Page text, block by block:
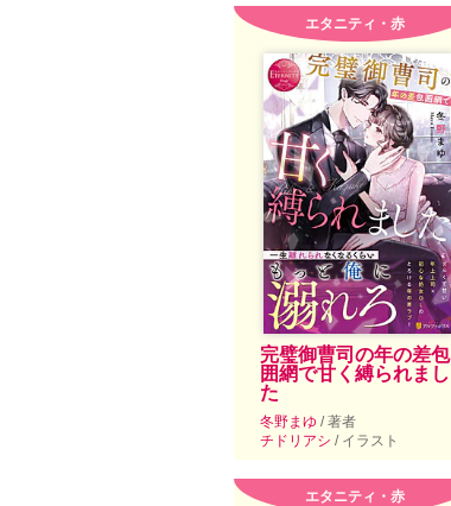
エタニティ・赤
完璧御曹司の年の差包
囲網で甘く縛られまし
た
冬野まゆ / 著者
チドリアシ / イラスト
エタニティ・赤